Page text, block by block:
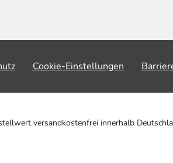
Cookie-Einstellungen
versandkostenfrei innerhalb